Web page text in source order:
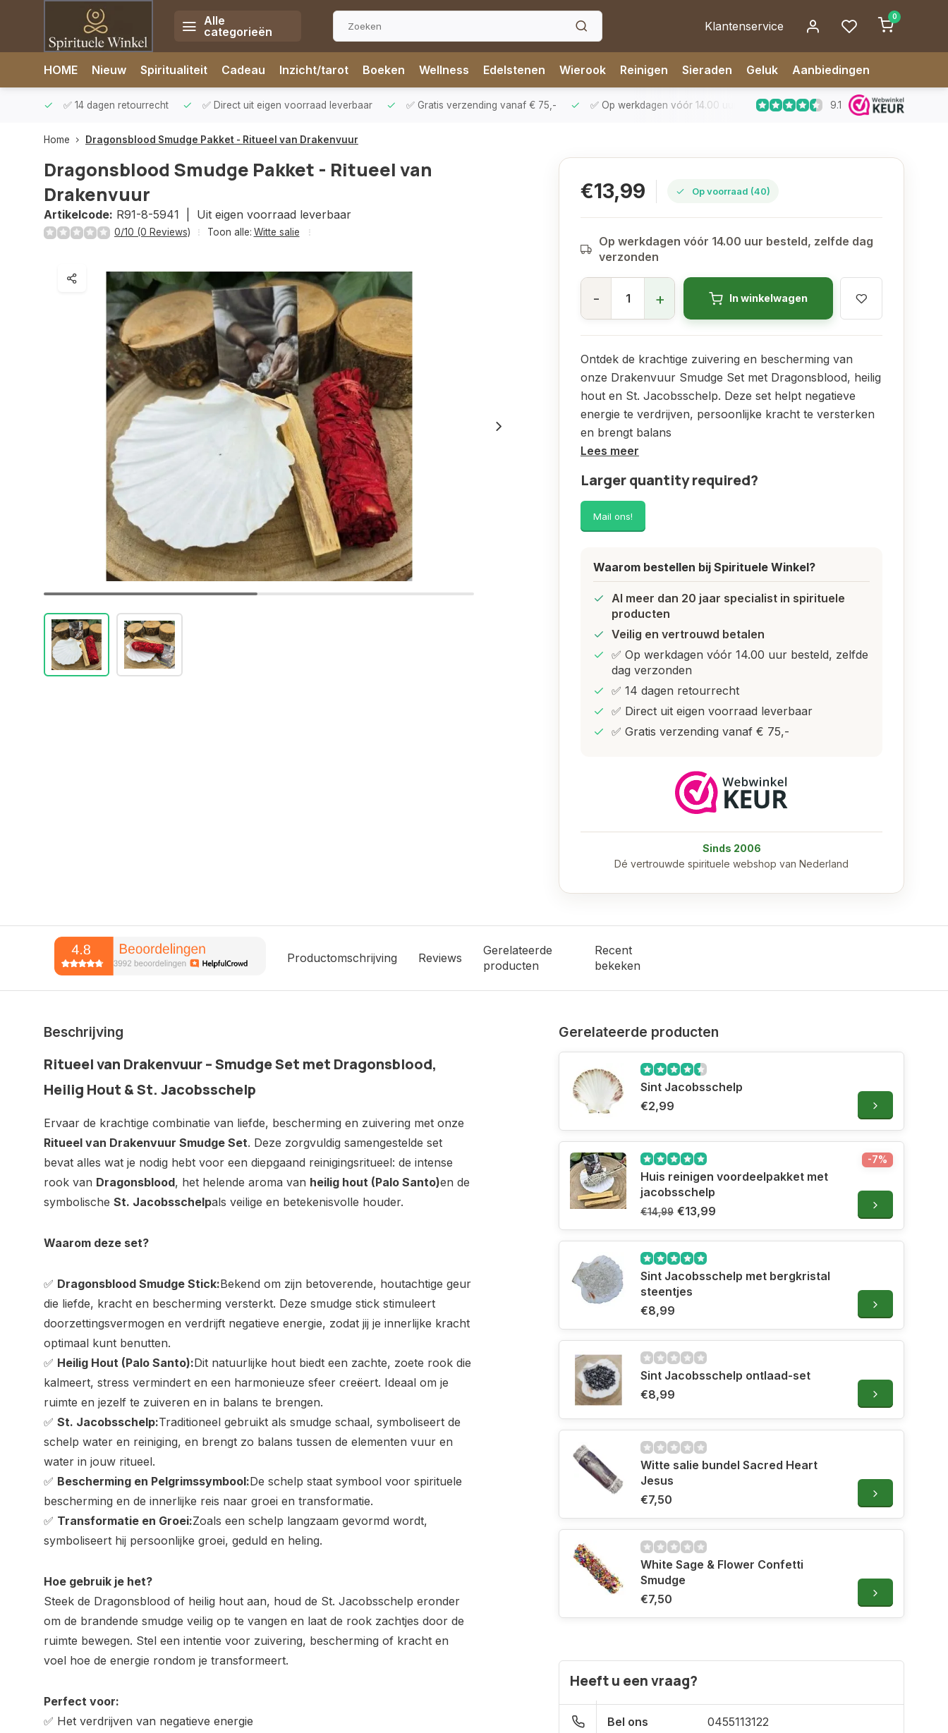
Alle
categorieën
Klantenservice
0
HOME Nieuw Spiritualiteit Cadeau Inzicht/tarot Boeken Wellness Edelstenen Wierook Reinigen Sieraden Geluk Aanbiedingen
✅ 14 dagen retourrecht ✅ Direct uit eigen voorraad leverbaar ✅ Gratis verzending vanaf € 75,- ✅ Op werkdagen vóór 14.00 uur besteld, zelfde dag verzonden
9.1
Home Dragonsblood Smudge Pakket - Ritueel van Drakenvuur
Dragonsblood Smudge Pakket - Ritueel van
Drakenvuur
Artikelcode: R91-8-5941 | Uit eigen voorraad leverbaar
0/10 (0 Reviews) Toon alle: Witte salie
€13,99 Op voorraad (40)
Op werkdagen vóór 14.00 uur besteld, zelfde dag
verzonden
- + In winkelwagen
Ontdek de krachtige zuivering en bescherming van
onze Drakenvuur Smudge Set met Dragonsblood, heilig
hout en St. Jacobsschelp. Deze set helpt negatieve
energie te verdrijven, persoonlijke kracht te versterken
en brengt balans
Lees meer
Larger quantity required?
Mail ons!
Waarom bestellen bij Spirituele Winkel?
Al meer dan 20 jaar specialist in spirituele
producten
Veilig en vertrouwd betalen
✅ Op werkdagen vóór 14.00 uur besteld, zelfde
dag verzonden
✅ 14 dagen retourrecht
✅ Direct uit eigen voorraad leverbaar
✅ Gratis verzending vanaf € 75,-
Sinds 2006
Dé vertrouwde spirituele webshop van Nederland
Productomschrijving Reviews
Gerelateerde
producten
Recent
bekeken
Beschrijving
Ritueelvan Drakenvuur –SmudgeSet met Dragonsblood,
Heilig Hout &St. Jacobsschelp
Ervaar de krachtige combinatie van liefde, bescherming en zuivering met onze
Ritueel van Drakenvuur Smudge Set. Deze zorgvuldig samengestelde set
bevat alles wat je nodig hebt voor een diepgaand reinigingsritueel: de intense
rook van Dragonsblood, het helende aroma van heilig hout (Palo Santo)en de
symbolische St. Jacobsschelpals veilige en betekenisvolle houder.
Waarom deze set?
✅ Dragonsblood Smudge Stick:Bekend om zijn betoverende, houtachtige geur
die liefde, kracht en bescherming versterkt. Deze smudge stick stimuleert
doorzettingsvermogen en verdrijft negatieve energie, zodat jij je innerlijke kracht
optimaal kunt benutten.
✅ Heilig Hout (Palo Santo):Dit natuurlijke hout biedt een zachte, zoete rook die
kalmeert, stress vermindert en een harmonieuze sfeer creëert. Ideaal om je
ruimte en jezelf te zuiveren en in balans te brengen.
✅ St. Jacobsschelp:Traditioneel gebruikt als smudge schaal, symboliseert de
schelp water en reiniging, en brengt zo balans tussen de elementen vuur en
water in jouw ritueel.
✅ Bescherming en Pelgrimssymbool:De schelp staat symbool voor spirituele
bescherming en de innerlijke reis naar groei en transformatie.
✅ Transformatie en Groei:Zoals een schelp langzaam gevormd wordt,
symboliseert hij persoonlijke groei, geduld en heling.
Hoe gebruik je het?
Steek de Dragonsblood of heilig hout aan, houd de St. Jacobsschelp eronder
om de brandende smudge veilig op te vangen en laat de rook zachtjes door de
ruimte bewegen. Stel een intentie voor zuivering, bescherming of kracht en
voel hoe de energie rondom je transformeert.
Perfect voor:
✅ Het verdrijven van negatieve energie
Gerelateerde producten
Sint Jacobsschelp
€2,99
Huis reinigen voordeelpakket met
jacobsschelp
€14,99 €13,99
-7%
Sint Jacobsschelp met bergkristal
steentjes
€8,99
Sint Jacobsschelp ontlaad-set
€8,99
Witte salie bundel Sacred Heart
Jesus
€7,50
White Sage & Flower Confetti
Smudge
€7,50
Heeft u een vraag?
Bel ons 0455113122